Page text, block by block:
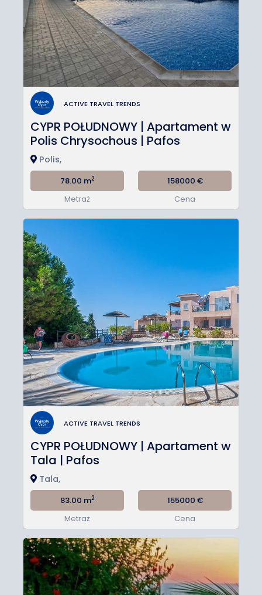
ACTIVE TRAVEL TRENDS
CYPR POŁUDNOWY | Apartament w
Polis Chrysochous | Pafos
Polis,
78.00 m2
Metraż
158000 €
Cena
ACTIVE TRAVEL TRENDS
CYPR POŁUDNOWY | Apartament w
Tala | Pafos
Tala,
83.00 m2
Metraż
155000 €
Cena